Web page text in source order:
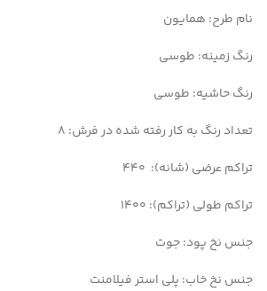
نام طرح: همایون
رنگ زمینه: طوسی
رنگ حاشیه: طوسی
تعداد رنگ به کار رفته شده در فرش: ۸
تراکم عرضی (شانه): 440
تراکم طولی (تراکم): 1400
جنس نخ پود: جوت
جنس نخ خاب: پلی استر فیلامنت